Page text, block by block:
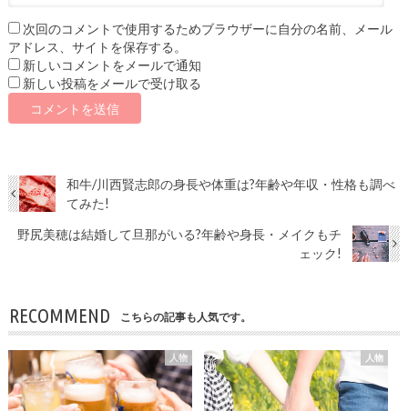
次回のコメントで使用するためブラウザーに自分の名前、メール
アドレス、サイトを保存する。
新しいコメントをメールで通知
新しい投稿をメールで受け取る
和牛/川西賢志郎の身長や体重は?年齢や年収・性格も調べ
てみた!
野尻美穂は結婚して旦那がいる?年齢や身長・メイクもチ
ェック!
RECOMMEND こちらの記事も人気です。
人物 人物